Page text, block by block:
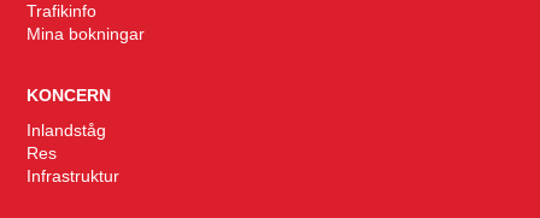
Trafikinfo
Mina bokningar
KONCERN
Inlandståg
Res
Infrastruktur